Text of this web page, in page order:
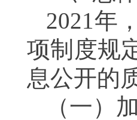
2021年
项制度规
息公开的
（一）